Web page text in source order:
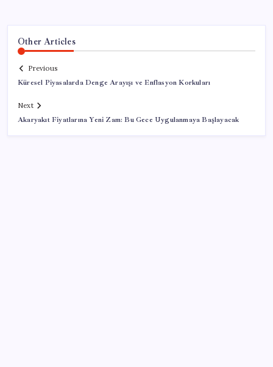
Other Articles
Previous
Küresel Piyasalarda Denge Arayışı ve Enflasyon Korkuları
Next
Akaryakıt Fiyatlarına Yeni Zam: Bu Gece Uygulanmaya Başlayacak